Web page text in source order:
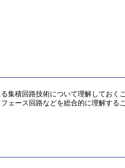
集積回路技術について理解してお
ェース回路などを総合的に理解する